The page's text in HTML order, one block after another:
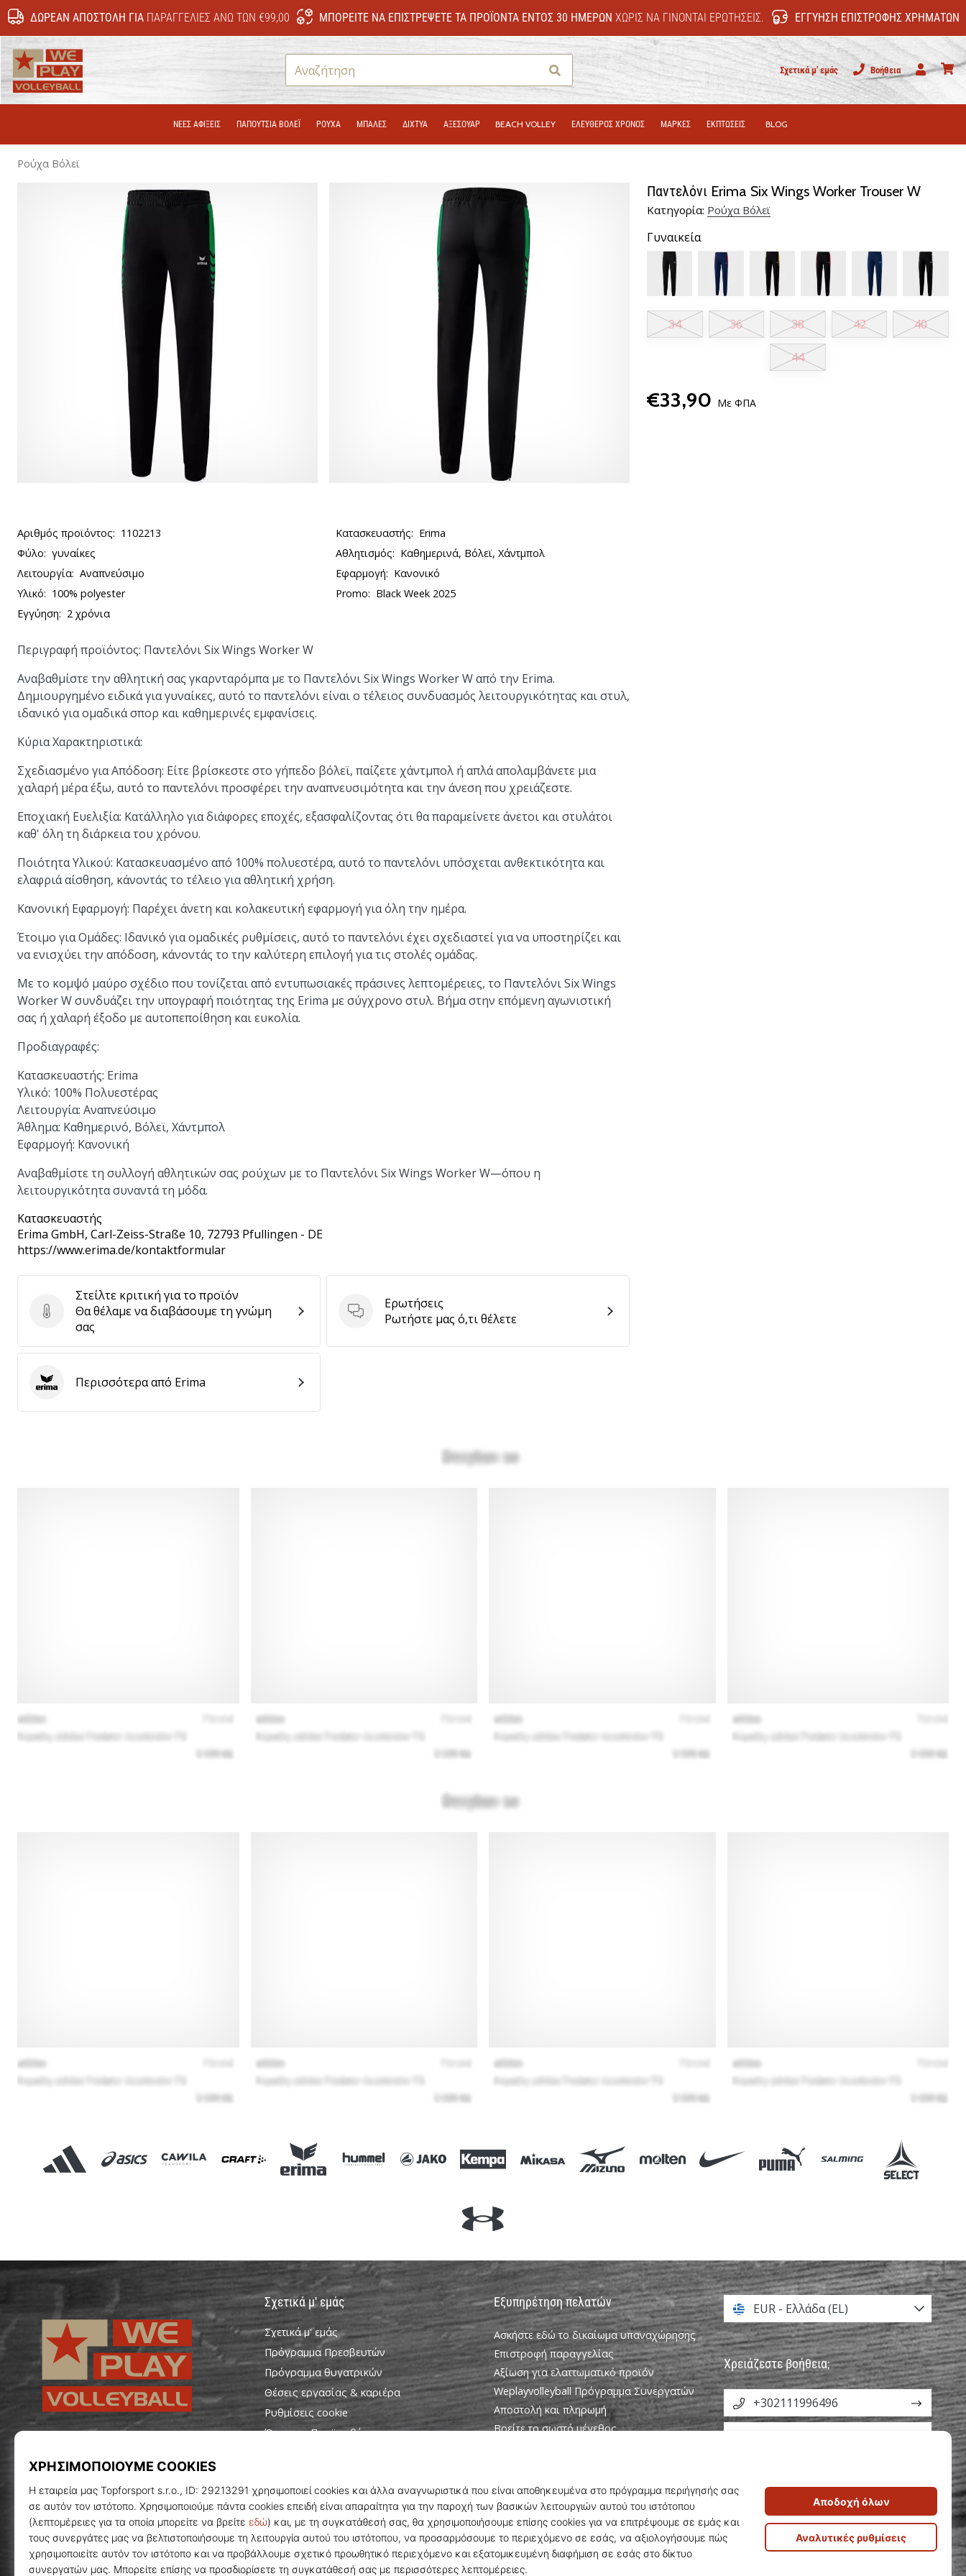
ΔΩΡΕΆΝ ΑΠΟΣΤΟΛΉ ΓΙΑΠΑΡΑΓΓΕΛΊΕΣ ΆΝΩ ΤΩΝ €99,00 ΜΠΟΡΕΊΤΕ ΝΑ ΕΠΙΣΤΡΈΨΕΤΕ ΤΑ ΠΡΟΪΌΝΤΑ ΕΝΤΌΣ 30 ΗΜΕΡΏΝ ΧΩΡΊΣ ΝΑ ΓΊΝΟΝΤΑΙ ΕΡΩΤΉΣΕΙΣ. ΕΓΓΎΗΣΗ ΕΠΙΣΤΡΟΦΉΣ ΧΡΗΜΆΤΩΝ
Αναζήτηση Σχετικά μ' εμάς
Βοήθεια
Χρήστης
ΝΕΕΣ ΑΦΙΞΕΙΣ ΠΑΠΟΎΤΣΙΑ ΒΌΛΕΪ ΡΟΎΧΑ ΜΠΑΛΕΣ ΔΊΧΤΥΑ ΑΞΕΣΟΥΑΡ BEACH VOLLEY ΕΛΕΥΘΕΡΟΣ ΧΡΟΝΟΣ ΜΑΡΚΕΣ ΕΚΠΤΩΣΕΙΣ BLOG
Ρούχα Βόλεϊ
Παντελόνι Erima Six Wings Worker Trouser W
Κατηγορία: Ρούχα Βόλεϊ
Γυναικεία
34 36 38 42 40
44
€33,90 Με ΦΠΑ
Αριθμός προϊόντος: 1102213 Κατασκευαστής: Erima
Φύλο: γυναίκες Αθλητισμός: Καθημερινά, Βόλεϊ, Χάντμπολ
Λειτουργία: Αναπνεύσιμο Εφαρμογή: Κανονικό
Υλικό: 100% polyester Promo: Black Week 2025
Εγγύηση: 2 χρόνια
Περιγραφή προϊόντος: Παντελόνι Six Wings Worker W
Αναβαθμίστε την αθλητική σας γκαρνταρόμπα με το Παντελόνι Six Wings Worker W από την Erima.
Δημιουργημένο ειδικά για γυναίκες, αυτό το παντελόνι είναι ο τέλειος συνδυασμός λειτουργικότητας και στυλ,
ιδανικό για ομαδικά σπορ και καθημερινές εμφανίσεις.
Κύρια Χαρακτηριστικά:
Σχεδιασμένο για Απόδοση: Είτε βρίσκεστε στο γήπεδο βόλεϊ, παίζετε χάντμπολ ή απλά απολαμβάνετε μια
χαλαρή μέρα έξω, αυτό το παντελόνι προσφέρει την αναπνευσιμότητα και την άνεση που χρειάζεστε.
Εποχιακή Ευελιξία: Κατάλληλο για διάφορες εποχές, εξασφαλίζοντας ότι θα παραμείνετε άνετοι και στυλάτοι
καθ' όλη τη διάρκεια του χρόνου.
Ποιότητα Υλικού: Κατασκευασμένο από 100% πολυεστέρα, αυτό το παντελόνι υπόσχεται ανθεκτικότητα και
ελαφριά αίσθηση, κάνοντάς το τέλειο για αθλητική χρήση.
Κανονική Εφαρμογή: Παρέχει άνετη και κολακευτική εφαρμογή για όλη την ημέρα.
Έτοιμο για Ομάδες: Ιδανικό για ομαδικές ρυθμίσεις, αυτό το παντελόνι έχει σχεδιαστεί για να υποστηρίζει και
να ενισχύει την απόδοση, κάνοντάς το την καλύτερη επιλογή για τις στολές ομάδας.
Με το κομψό μαύρο σχέδιο που τονίζεται από εντυπωσιακές πράσινες λεπτομέρειες, το Παντελόνι Six Wings
Worker W συνδυάζει την υπογραφή ποιότητας της Erima με σύγχρονο στυλ. Βήμα στην επόμενη αγωνιστική
σας ή χαλαρή έξοδο με αυτοπεποίθηση και ευκολία.
Προδιαγραφές:
Κατασκευαστής: Erima
Υλικό: 100% Πολυεστέρας
Λειτουργία: Αναπνεύσιμο
Άθλημα: Καθημερινό, Βόλεϊ, Χάντμπολ
Εφαρμογή: Κανονική
Αναβαθμίστε τη συλλογή αθλητικών σας ρούχων με το Παντελόνι Six Wings Worker W—όπου η
λειτουργικότητα συναντά τη μόδα.
Κατασκευαστής
Erima GmbH, Carl-Zeiss-Straße 10, 72793 Pfullingen - DE
https://www.erima.de/kontaktformular
Στείλτε κριτική για το προϊόν
Στείλτε κριτική για το προϊόν
Θα θέλαμε να διαβάσουμε τη γνώμη
σας
Ερωτήσεις
Ερωτήσεις
Ρωτήστε μας ό,τι θέλετε
ErimaΠερισσότερα από Erima
Σχετικά μ' εμάς
Σχετικά μ' εμάς
Πρόγραμμα Πρεσβευτών
Πρόγραμμα θυγατρικών
Θέσεις εργασίας & καριέρα
Ρυθμίσεις cookie
Όροι και Προϋποθέσεις
Εξυπηρέτηση πελατών
Ασκήστε εδώ το δικαίωμα υπαναχώρησης
Επιστροφή παραγγελίας
Αξίωση για ελαττωματικό προϊόν
Weplayvolleyball Πρόγραμμα Συνεργατών
Αποστολή και πληρωμή
Βρείτε το σωστό μέγεθος
Πολιτική απορρήτου
Πρόγραμμα Πρεσβευτών
EUR - Ελλάδα (EL)
Χρειάζεστε βοήθεια;
+302111996496
© 2010 – 2026 WePlayVolleyball.gr